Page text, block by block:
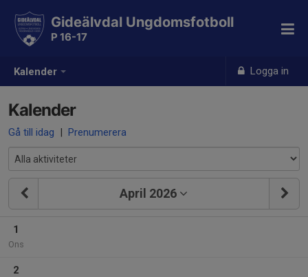
Kalender Logga in
Gideälvdal Ungdomsfotboll
P 16-17
Kalender
Gå till idag | Prenumerera
April 2026
1
Ons
2